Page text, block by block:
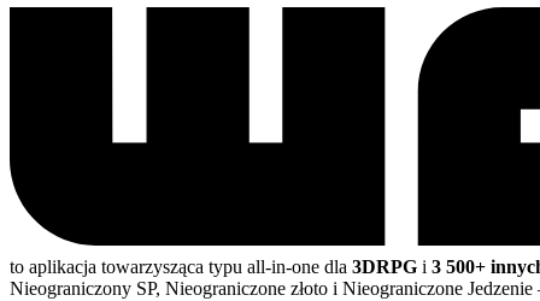
to aplikacja towarzysząca typu all-in-one dla 3DRPG i 3 500+
Nieograniczony SP, Nieograniczone złoto i Nieograniczone Jedzenie